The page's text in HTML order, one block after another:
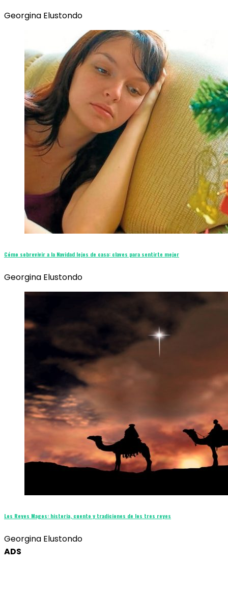
Georgina Elustondo
Cómo sobrevivir a la Navidad lejos de casa: claves para sentirte mejor
Georgina Elustondo
Los Reyes Magos: historia, cuento y tradiciones de los tres reyes
Georgina Elustondo
ADS